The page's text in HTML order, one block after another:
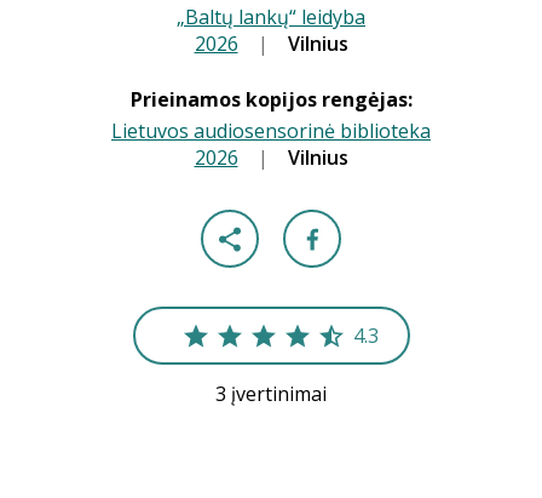
„Baltų lankų“ leidyba
2026 | Vilnius
Prieinamos kopijos rengėjas:
Lietuvos audiosensorinė biblioteka
2026 | Vilnius
4.3
3 įvertinimai